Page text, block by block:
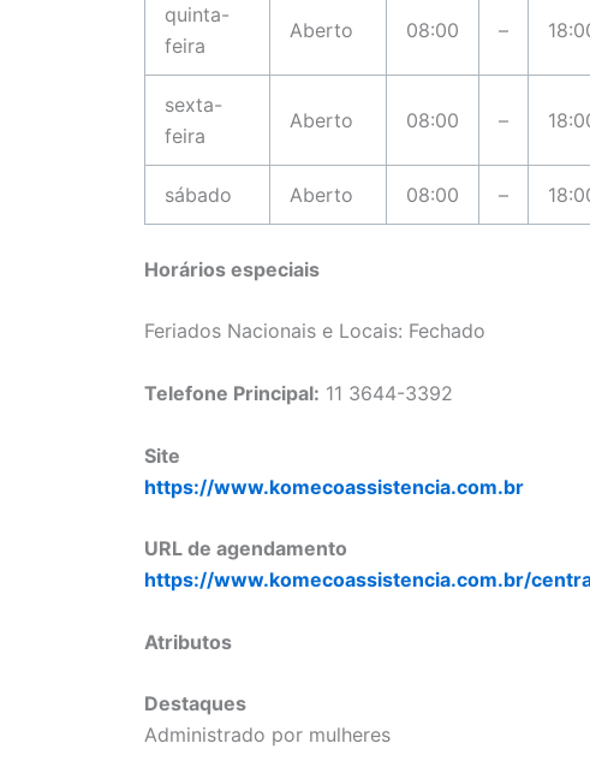
quinta-
feira
Aberto 08:00 –
sexta-
feira
Aberto 08:00 –
sábado Aberto 08:00 –
Horários especiais
Feriados Nacionais e Locais: Fechado
Telefone Principal: 11 3644-3392
Site
https://www.komecoassistencia.com.br
URL de agendamento
https://www.komecoassistencia.com.br/
Atributos
Destaques
Administrado por mulheres